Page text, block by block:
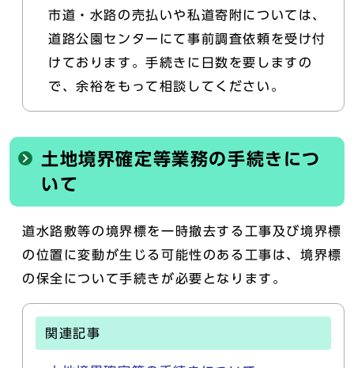
市道・水路の売払いや私道寄附については、
道路公園センターにて事前調査依頼を受け付
けております。手続きに日数を要しますの
で、余裕をもって相談してください。
土地境界確定等業務の手続きにつ
いて
道水路敷等の境界標を一時撤去する工事及び境界標
の位置に変動が生じる可能性のある工事は、境界標
の保全について手続きが必要となります。
関連記事